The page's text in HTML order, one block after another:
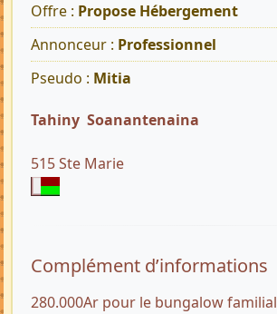
Offre : Propose Hébergement
Annonceur : Professionnel
Pseudo : Mitia
Tahiny Soanantenaina
515 Ste Marie
Complément d’informations
280.000Ar pour le bungalow familial